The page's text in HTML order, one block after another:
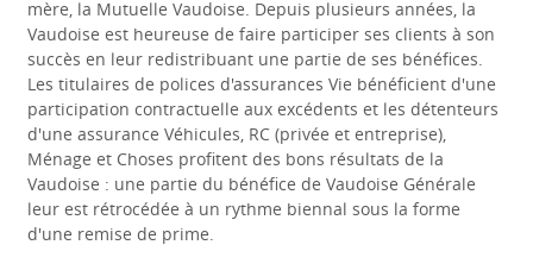
mère, la Mutuelle Vaudoise. Depuis plusieurs années, la
Vaudoise est heureuse de faire participer ses clients à son
succès en leur redistribuant une partie de ses bénéfices.
Les titulaires de polices d'assurances Vie bénéficient d'une
participation contractuelle aux excédents et les détenteurs
d'une assurance Véhicules, RC (privée et entreprise),
Ménage et Choses profitent des bons résultats de la
Vaudoise : une partie du bénéfice de Vaudoise Générale
leur est rétrocédée à un rythme biennal sous la forme
d'une remise de prime.